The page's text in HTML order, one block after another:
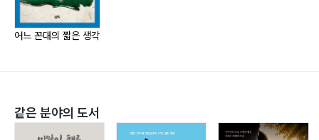
相生, 말뜻은 좋지만…
익숙함과의 결별
기업의 마케팅에 낚이는 현대인
장수 월간지의 종간을 보며
응원에 용기와 힘을 얻었다. 전후세대는 극빈국이었던 대
한민국이 유례없이 급성장하는 데 한몫을 하며 세상변화
자 노력하는 낀 세대가 늘어놓은 횡설수설이 얼마나 공감
어느 꼰대의 짧은 생각
같은 분야의 도서